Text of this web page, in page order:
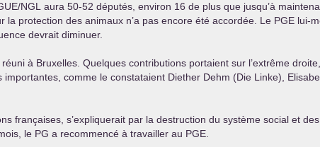
/NGL aura 50-52 députés, environ 16 de plus que jusqu’à
protection des animaux n’a pas encore été accordée. Le PGE lui-
devrait diminuer.
réuni à Bruxelles. Quelques contributions portaient sur l’extrême
comme le constataient Diether Dehm (Die Linke),
françaises, s’expliquerait par la destruction du système social et
le PG a recommencé à travailler au PGE